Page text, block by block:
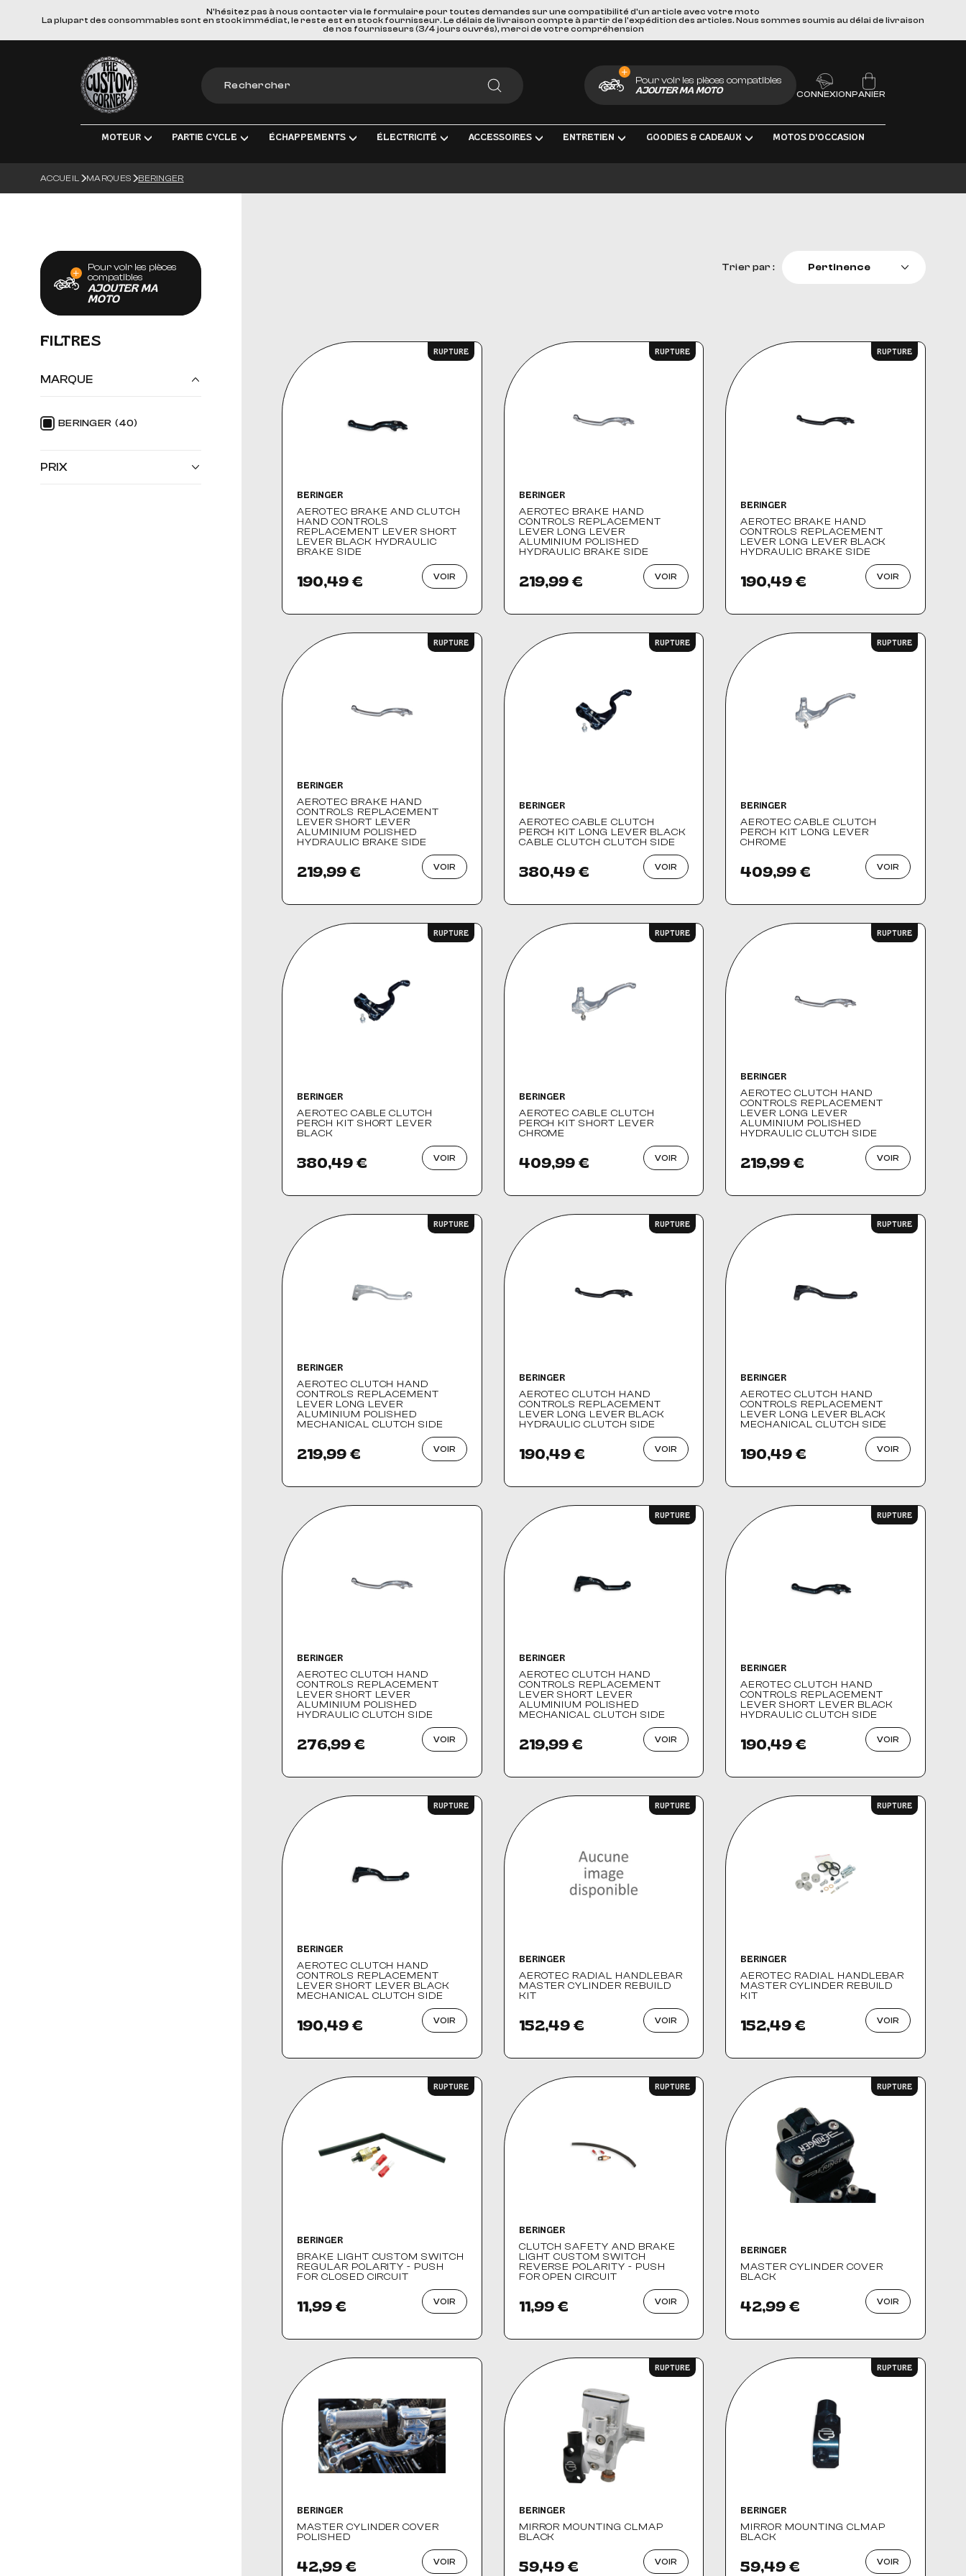
N'hésitez pas à nous contacter via le formulaire pour toutes demandes sur une compatibilité d'un article avec votre moto
La plupart des consommables sont en stock immédiat, le reste est en stock fournisseur. Le délais de livraison compte à partir de l'expédition des articles. Nous sommes soumis au délai de livraison
de nos fournisseurs (3/4 jours ouvrés), merci de votre compréhension
The Custom Corner
RECHERCHER
Pour voir les pièces compatibles
AJOUTER MA MOTO
CONNEXIONPANIER
MOTEUR
MOTEUR & PIÈCES DE RECHANGE
PARTIE CYCLE
TRANSMISSION FINALE
ROUES & ACCESSOIRES
CORPS DU VÉHICULE
REPOSE PIEDS & COMMANDES AUX PIEDS
CHAMBRES À AIR & ACCESSOIRES
ÉCHAPPEMENTS
LIGNES D'ÉCHAPPEMENT COMPLÈTE
MATERIEL DE MONTAGE & ACCESSOIRES
ÉLECTRICITÉ
ÉLECTRICITÉ ET MESURE
ACCESSOIRES
BAGAGERIE
AUDIO, VIDÉO ET FIXATIONS
ENTRETIEN
HUILES, PRODUIT CHIMIQUES ET LUBRIFIANTS
VISSERIE
GOODIES & CADEAUX
GOODIES
MOTOS D'OCCASION
ACCUEIL MARQUES BERINGER
Pour voir les pièces
compatibles
AJOUTER MA
MOTO
FILTRES
MARQUE
BERINGER (40)
PRIX
Trier par : Pertinence
RUPTURE
BERINGER
AEROTEC BRAKE AND CLUTCH
HAND CONTROLS
REPLACEMENT LEVER SHORT
LEVER BLACK HYDRAULIC
BRAKE SIDE
190,49 € VOIR
RUPTURE
BERINGER
AEROTEC BRAKE HAND
CONTROLS REPLACEMENT
LEVER LONG LEVER
ALUMINIUM POLISHED
HYDRAULIC BRAKE SIDE
219,99 € VOIR
RUPTURE
BERINGER
AEROTEC BRAKE HAND
CONTROLS REPLACEMENT
LEVER LONG LEVER BLACK
HYDRAULIC BRAKE SIDE
190,49 € VOIR
RUPTURE
BERINGER
AEROTEC BRAKE HAND
CONTROLS REPLACEMENT
LEVER SHORT LEVER
ALUMINIUM POLISHED
HYDRAULIC BRAKE SIDE
219,99 € VOIR
RUPTURE
BERINGER
AEROTEC CABLE CLUTCH
PERCH KIT LONG LEVER BLACK
CABLE CLUTCH CLUTCH SIDE
380,49 € VOIR
RUPTURE
BERINGER
AEROTEC CABLE CLUTCH
PERCH KIT LONG LEVER
CHROME
409,99 € VOIR
RUPTURE
BERINGER
AEROTEC CABLE CLUTCH
PERCH KIT SHORT LEVER
BLACK
380,49 € VOIR
RUPTURE
BERINGER
AEROTEC CABLE CLUTCH
PERCH KIT SHORT LEVER
CHROME
409,99 € VOIR
RUPTURE
BERINGER
AEROTEC CLUTCH HAND
CONTROLS REPLACEMENT
LEVER LONG LEVER
ALUMINIUM POLISHED
HYDRAULIC CLUTCH SIDE
219,99 € VOIR
RUPTURE
BERINGER
AEROTEC CLUTCH HAND
CONTROLS REPLACEMENT
LEVER LONG LEVER
ALUMINIUM POLISHED
MECHANICAL CLUTCH SIDE
219,99 € VOIR
RUPTURE
BERINGER
AEROTEC CLUTCH HAND
CONTROLS REPLACEMENT
LEVER LONG LEVER BLACK
HYDRAULIC CLUTCH SIDE
190,49 € VOIR
RUPTURE
BERINGER
AEROTEC CLUTCH HAND
CONTROLS REPLACEMENT
LEVER LONG LEVER BLACK
MECHANICAL CLUTCH SIDE
190,49 € VOIR
BERINGER
AEROTEC CLUTCH HAND
CONTROLS REPLACEMENT
LEVER SHORT LEVER
ALUMINIUM POLISHED
HYDRAULIC CLUTCH SIDE
276,99 € VOIR
RUPTURE
BERINGER
AEROTEC CLUTCH HAND
CONTROLS REPLACEMENT
LEVER SHORT LEVER
ALUMINIUM POLISHED
MECHANICAL CLUTCH SIDE
219,99 € VOIR
RUPTURE
BERINGER
AEROTEC CLUTCH HAND
CONTROLS REPLACEMENT
LEVER SHORT LEVER BLACK
HYDRAULIC CLUTCH SIDE
190,49 € VOIR
RUPTURE
BERINGER
AEROTEC CLUTCH HAND
CONTROLS REPLACEMENT
LEVER SHORT LEVER BLACK
MECHANICAL CLUTCH SIDE
190,49 € VOIR
RUPTURE
BERINGER
AEROTEC RADIAL HANDLEBAR
MASTER CYLINDER REBUILD
KIT
152,49 € VOIR
RUPTURE
BERINGER
AEROTEC RADIAL HANDLEBAR
MASTER CYLINDER REBUILD
KIT
152,49 € VOIR
RUPTURE
BERINGER
BRAKE LIGHT CUSTOM SWITCH
REGULAR POLARITY - PUSH
FOR CLOSED CIRCUIT
11,99 € VOIR
RUPTURE
BERINGER
CLUTCH SAFETY AND BRAKE
LIGHT CUSTOM SWITCH
REVERSE POLARITY - PUSH
FOR OPEN CIRCUIT
11,99 € VOIR
RUPTURE
BERINGER
MASTER CYLINDER COVER
BLACK
42,99 € VOIR
BERINGER
MASTER CYLINDER COVER
POLISHED
42,99 € VOIR
RUPTURE
BERINGER
MIRROR MOUNTING CLMAP
BLACK
59,49 € VOIR
RUPTURE
BERINGER
MIRROR MOUNTING CLMAP
BLACK
59,49 € VOIR